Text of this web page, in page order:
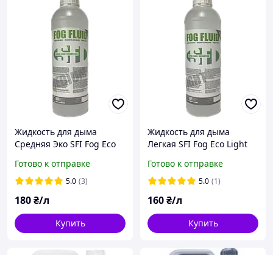
Жидкость для дыма
Средняя Эко SFI Fog Eco
Готово к отправке
5.0 (3)
180₴/л
Купить
Жидкость для дыма
Легкая SFI Fog Eco Light
Готово к отправке
5.0 (1)
160₴/л
Купить